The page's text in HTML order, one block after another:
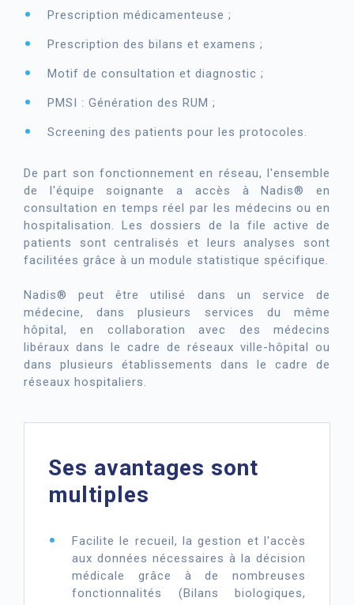
Prescription médicamenteuse ;
Prescription des bilans et examens ;
Motif de consultation et diagnostic ;
PMSI : Génération des RUM ;
Screening des patients pour les protocoles.
De part son fonctionnement en réseau, l'ensemble
de l'équipe soignante a accès à Nadis® en
consultation en temps réel par les médecins ou en
hospitalisation. Les dossiers de la file active de
patients sont centralisés et leurs analyses sont
facilitées grâce à un module statistique spécifique.
Nadis® peut être utilisé dans un service de
médecine, dans plusieurs services du même
hôpital, en collaboration avec des médecins
libéraux dans le cadre de réseaux ville-hôpital ou
dans plusieurs établissements dans le cadre de
réseaux hospitaliers.
Ses avantages sont
multiples
Facilite le recueil, la gestion et l'accès
aux données nécessaires à la décision
médicale grâce à de nombreuses
fonctionnalités (Bilans biologiques,